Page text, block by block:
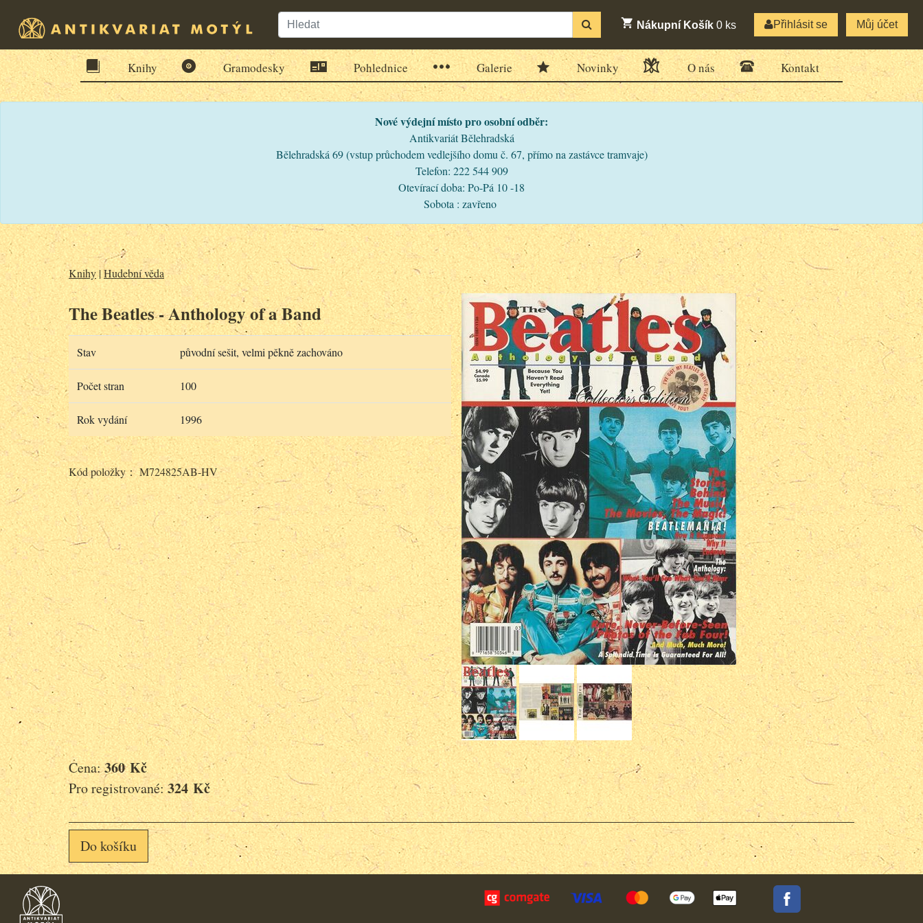
Nákupní Košík 0 ks Přihlásit se Můj účet
Knihy Gramodesky Pohlednice Galerie Novinky O nás Kontakt
Nové výdejní místo pro osobní odběr:
Antikvariát Bělehradská
Bělehradská 69 (vstup průchodem vedlejšího domu č. 67, přímo na zastávce tramvaje)
Telefon: 222 544 909
Otevírací doba: Po-Pá 10 -18
Sobota : zavřeno
Knihy|Hudební věda
The Beatles - Anthology of a Band
Stav původní sešit, velmi pěkně zachováno
Počet stran 100
Rok vydání 1996
Kód položky： M724825AB-HV
Cena:360 Kč
Pro registrované:324 Kč
Do košíku